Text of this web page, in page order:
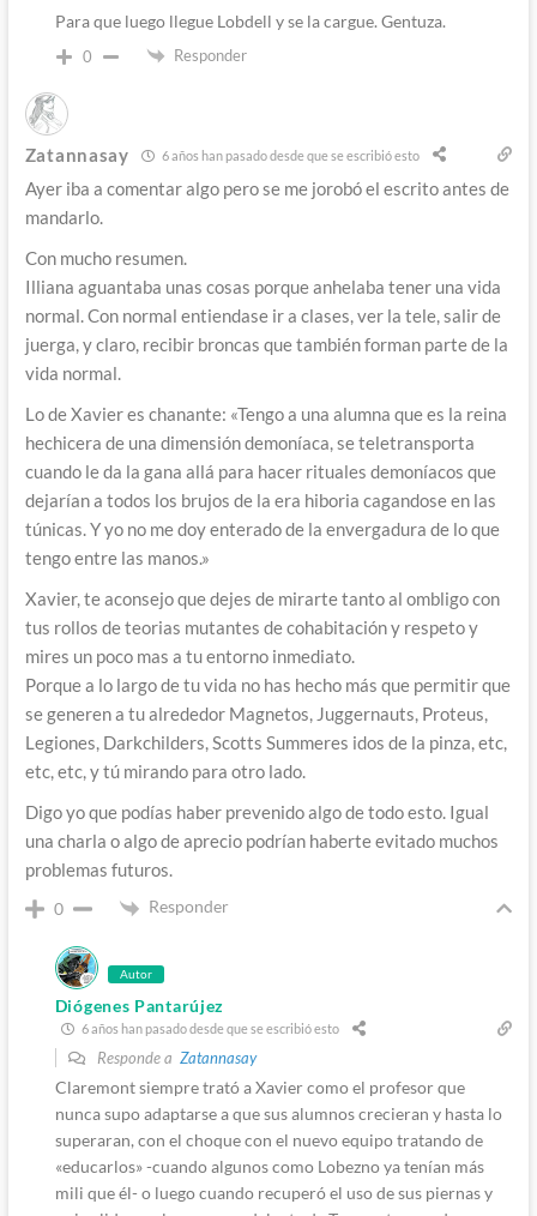
Para que luego llegue Lobdell y se la cargue. Gentuza.
0 Responder
Zatannasay 6 años han pasado desde que se escribió esto
Ayer iba a comentar algo pero se me jorobó el escrito antes de
mandarlo.
Con mucho resumen.
Illiana aguantaba unas cosas porque anhelaba tener una vida
normal. Con normal entiendase ir a clases, ver la tele, salir de
juerga, y claro, recibir broncas que también forman parte de la
vida normal.
Lo de Xavier es chanante: «Tengo a una alumna que es la reina
hechicera de una dimensión demoníaca, se teletransporta
cuando le da la gana allá para hacer rituales demoníacos que
dejarían a todos los brujos de la era hiboria cagandose en las
túnicas. Y yo no me doy enterado de la envergadura de lo que
tengo entre las manos.»
Xavier, te aconsejo que dejes de mirarte tanto al ombligo con
tus rollos de teorias mutantes de cohabitación y respeto y
mires un poco mas a tu entorno inmediato.
Porque a lo largo de tu vida no has hecho más que permitir que
se generen a tu alrededor Magnetos, Juggernauts, Proteus,
Legiones, Darkchilders, Scotts Summeres idos de la pinza, etc,
etc, etc, y tú mirando para otro lado.
Digo yo que podías haber prevenido algo de todo esto. Igual
una charla o algo de aprecio podrían haberte evitado muchos
problemas futuros.
0 Responder
Autor
Diógenes Pantarújez
6 años han pasado desde que se escribió esto
Responde a Zatannasay
Claremont siempre trató a Xavier como el profesor que
nunca supo adaptarse a que sus alumnos crecieran y hasta lo
superaran, con el choque con el nuevo equipo tratando de
«educarlos» -cuando algunos como Lobezno ya tenían más
mili que él- o luego cuando recuperó el uso de sus piernas y